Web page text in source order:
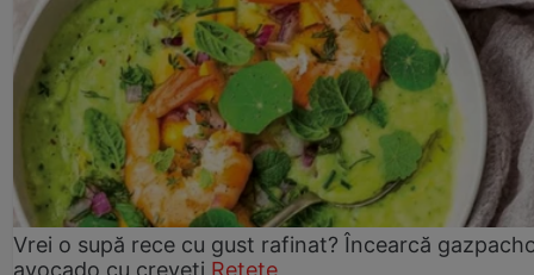
Vrei o supă rece cu gust rafinat? Încearcă
avocado cu creveți Rețete